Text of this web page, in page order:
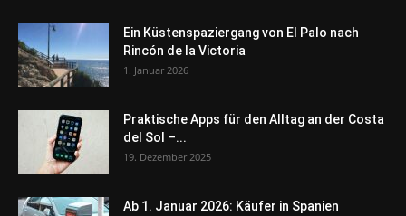
Ein Küstenspaziergang von El Palo nach
Rincón de la Victoria
1. Januar 2026
Praktische Apps für den Alltag an der Costa
del Sol –...
19. Dezember 2025
Ab 1. Januar 2026: Käufer in Spanien